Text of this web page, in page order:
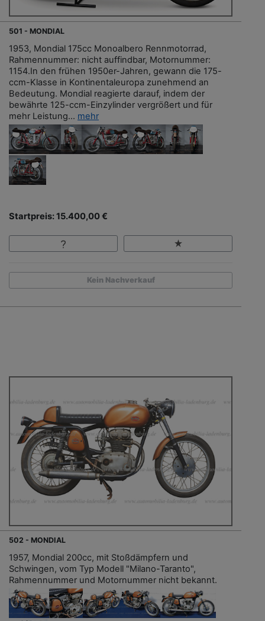
501 - MONDIAL
1953, Mondial 175cc Monoalbero Rennmotorrad,
Rahmennummer: nicht auffindbar, Motornummer:
1154.In den frühen 1950er-Jahren, gewann die 175-
ccm-Klasse in Kontinentaleuropa zunehmend an
Bedeutung. Mondial reagierte darauf, indem der
bewährte 125-ccm-Einzylinder vergrößert und für
mehr Leistung... mehr
Startpreis: 15.400,00 €
Kein Nachverkauf
502 - MONDIAL
1957, Mondial 200cc, mit Stoßdämpfern und
Schwingen, vom Typ Modell "Milano-Taranto",
Rahmennummer und Motornummer nicht bekannt.